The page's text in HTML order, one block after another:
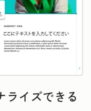
ライズできる